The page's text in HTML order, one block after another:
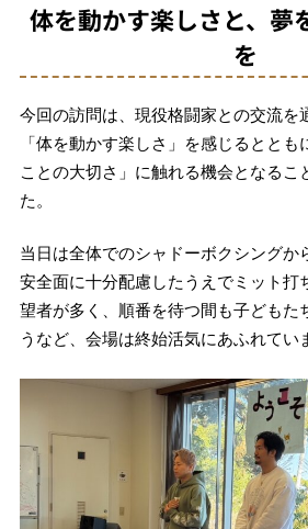
体を動かす楽しさと、夢
を
今回の訪問は、現役格闘家との交流を
「体を動かす楽しさ」を感じるとと
ことの大切さ」に触れる機会となるこ
た。
当日は全体でのシャドーボクシングか
安全面に十分配慮したうえでミット打
望者が多く、順番を待つ間も子どもた
うなど、会場は終始活気にあふれてい